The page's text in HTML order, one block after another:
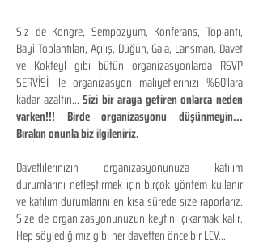
Siz de Kongre, Sempozyum, Konferans, Toplantı,
Bayi Toplantıları, Açılış, Düğün, Gala, Lansman, Davet
ve Kokteyl gibi bütün organizasyonlarda RSVP
SERVİSİ ile organizasyon maliyetlerinizi %60'lara
kadar azaltın...Sizi bir araya getiren onlarca neden
varken!!! Birde organizasyonu düşünmeyin...
Bırakın onunla biz ilgileniriz.
Davetlilerinizin organizasyonunuza katılım
durumlarını netleştirmek için birçok yöntem kullanır
ve katılım durumlarını en kısa sürede size raporlarız.
Size de organizasyonunuzun keyfini çıkarmak kalır.
Hep söylediğimiz gibi her davetten önce bir LCV...